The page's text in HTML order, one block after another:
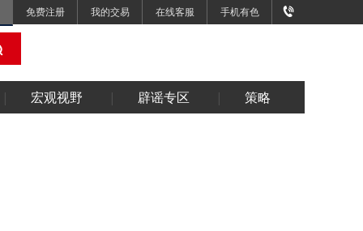
免费注册 我的交易 在线客服 手机有色
宏观视野 辟谣专区 策略